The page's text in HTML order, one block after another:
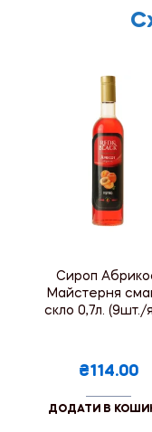
Сироп
Майстерня
скло 0,7л. (9шт./
₴114.00
ДОДАТИ В